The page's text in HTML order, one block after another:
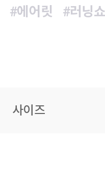
#에어릿
#러닝
사이즈